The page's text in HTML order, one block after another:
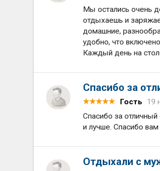
Мы остались очень
отдыхаешь и
домашние,
удобно, что
Каждый день на
Спасибо за
Гость
19
Спасибо за
и лучше. Спасибо
Отдыхали с